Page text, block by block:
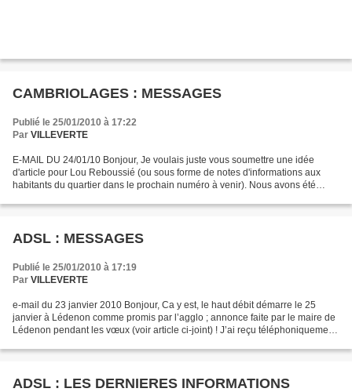
CAMBRIOLAGES : MESSAGES
Publié le 25/01/2010 à 17:22
Par VILLEVERTE
E-MAIL DU 24/01/10 Bonjour, Je voulais juste vous soumettre une idée
d'article pour Lou Reboussié (ou sous forme de notes d'informations aux
habitants du quartier dans le prochain numéro à venir). Nous avons été
ADSL : MESSAGES
Publié le 25/01/2010 à 17:19
Par VILLEVERTE
e-mail du 23 janvier 2010 Bonjour, Ca y est, le haut débit démarre le 25
janvier à Lédenon comme promis par l’agglo ; annonce faite par le maire de
Lédenon pendant les vœux (voir article ci-joint) ! J’ai reçu téléphoniquement
ADSL : LES DERNIERES INFORMATIONS